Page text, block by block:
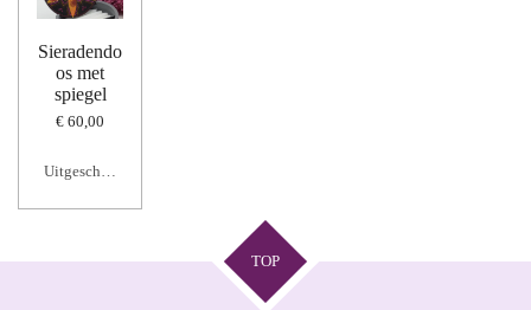
Sieradendo
os met
spiegel
€ 60,00
Uitgeschakeld
TOP